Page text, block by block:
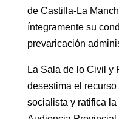
de Castilla-La
íntegramente su
prevaricación
La Sala de lo Civil y
desestima el
socialista y ratifica